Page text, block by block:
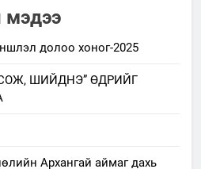
мэдээ
долоо хоног-2025
ШИЙДНЭ” ӨДРИЙГ
Архангай аймаг дахь